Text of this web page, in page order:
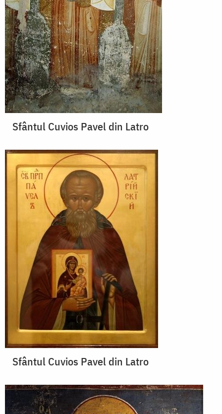
Sfântul Cuvios Pavel din Latro
Sfântul Cuvios Pavel din Latro